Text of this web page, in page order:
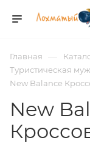
Главная —
Туристическая
New Balance
New